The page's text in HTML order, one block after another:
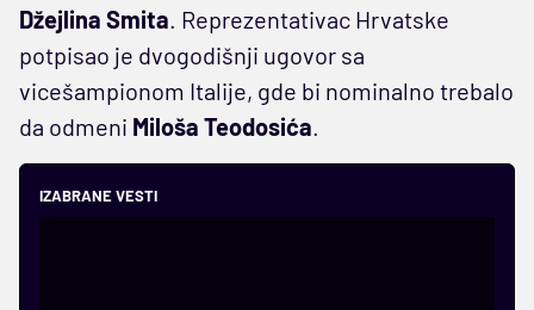
Džejlina Smita . Reprezentativac Hrvatske
potpisao je dvogodišnji ugovor sa
vicešampionom Italije, gde bi nominalno trebalo
da odmeni Miloša Teodosića
IZABRANE VESTI